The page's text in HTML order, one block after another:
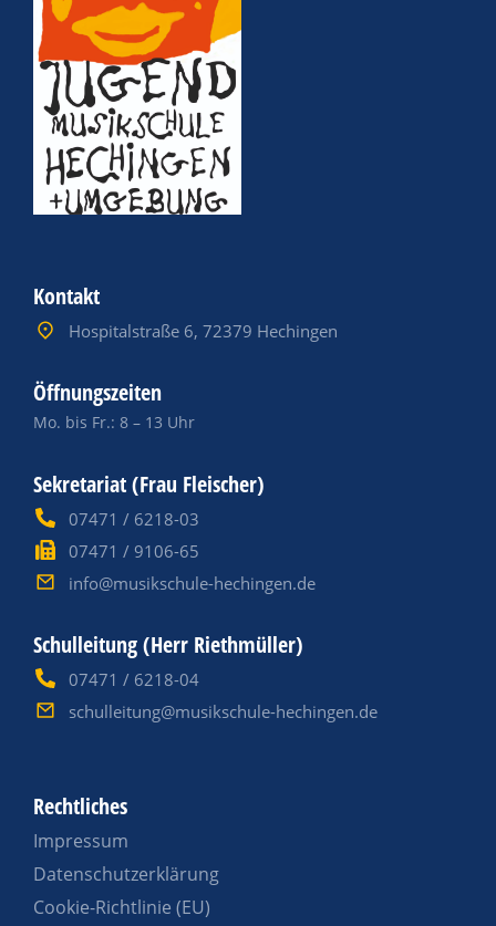
Kontakt
Hospitalstraße 6, 72379 Hechingen
Öffnungszeiten
Mo. bis Fr.: 8 – 13 Uhr
Sekretariat (Frau Fleischer)
07471 / 6218-03
07471 / 9106-65
info@musikschule-hechingen.de
Schulleitung (Herr Riethmüller)
07471 / 6218-04
schulleitung@musikschule-hechingen.de
Rechtliches
Impressum
Datenschutzerklärung
Cookie-Richtlinie (EU)